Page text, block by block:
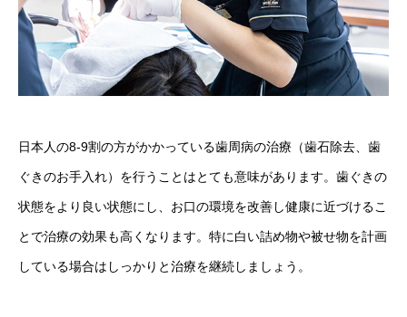
日本人の8-9割の方がかかっている歯周病の治療（歯石除去、歯
ぐきのお手入れ）を行うことはとても意味があります。歯ぐきの
状態をより良い状態にし、お口の環境を改善し健康に近づけるこ
とで治療の効果も高くなります。特に白い詰め物や被せ物を計画
している場合はしっかりと治療を継続しましょう。